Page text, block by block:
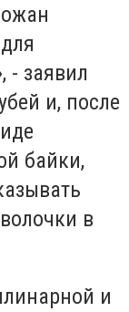
- заявил
и, после
байки,
в
и